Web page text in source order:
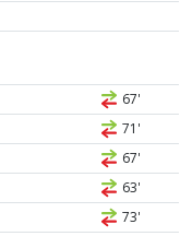
67'
71'
67'
63'
73'